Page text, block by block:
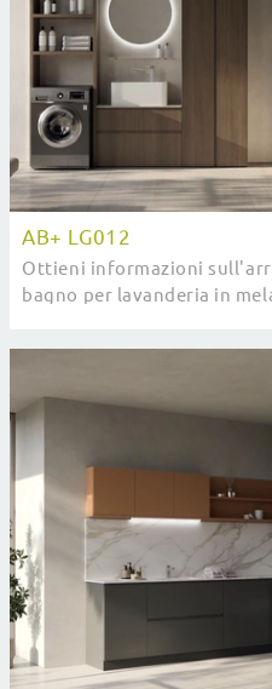
AB+ LG012
Ottieni informazioni
bagno per lavanderia in